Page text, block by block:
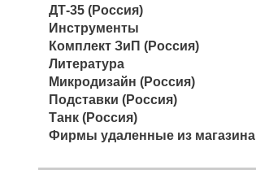
ДТ-35 (Россия)
Инструменты
Комплект ЗиП (Россия)
Литература
Микродизайн (Россия)
Подставки (Россия)
Танк (Россия)
Фирмы удаленные из магазина